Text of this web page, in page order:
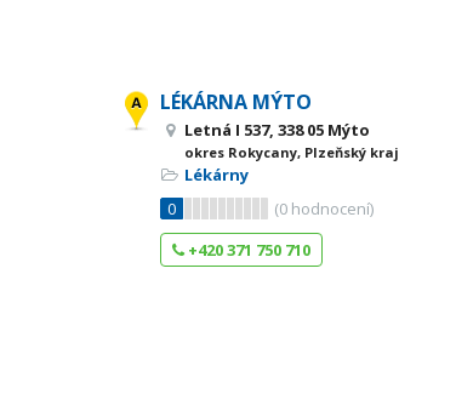
LÉKÁRNA MÝTO
Letná I 537, 338 05 Mýto
okres Rokycany, Plzeňský kraj
Lékárny
0
(0 hodnocení)
+420 371 750 710